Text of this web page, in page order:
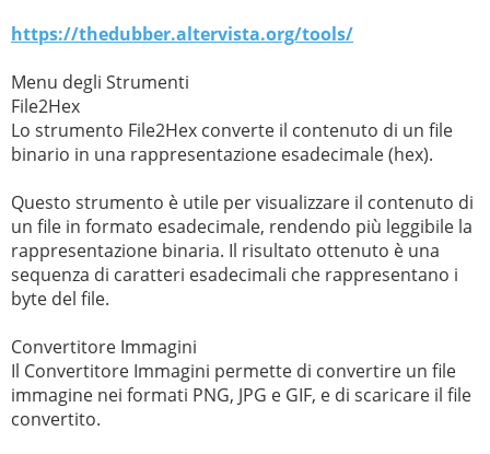
https://thedubber.altervista.org/tools/
Menu degli Strumenti
File2Hex
Lo strumento File2Hex converte il contenuto di un file
binario in una rappresentazione esadecimale (hex).
Questo strumento è utile per visualizzare il contenuto di
un file in formato esadecimale, rendendo più leggibile la
rappresentazione binaria. Il risultato ottenuto è una
sequenza di caratteri esadecimali che rappresentano i
byte del file.
Convertitore Immagini
Il Convertitore Immagini permette di convertire un file
immagine nei formati PNG, JPG e GIF, e di scaricare il file
convertito.